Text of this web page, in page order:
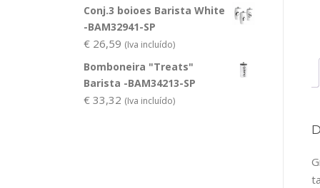
Conj.3 boioes Barista White
-BAM32941-SP
€ 26,59 (Iva incluído)
Bomboneira "Treats"
Barista -BAM34213-SP
€ 33,32 (Iva incluído)